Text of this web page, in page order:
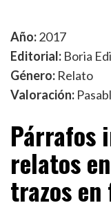
Año:2017
Editorial: Boria
Género: Relato
Valoración:
Párrafos
relatos
trazos en